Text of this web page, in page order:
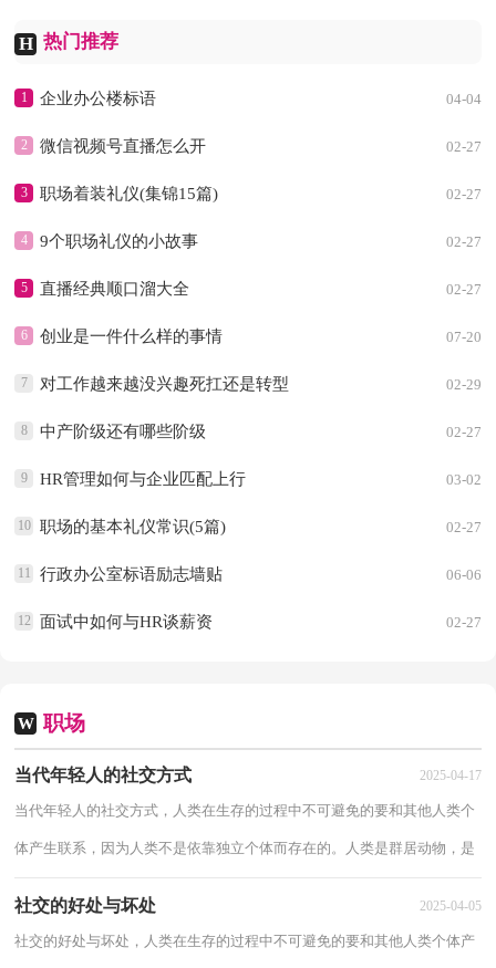
H 热门推荐
1 04-04
企业办公楼标语
2 02-27
微信视频号直播怎么开
3 02-27
职场着装礼仪(集锦15篇)
4 02-27
9个职场礼仪的小故事
5 02-27
直播经典顺口溜大全
6 07-20
创业是一件什么样的事情
7 02-29
对工作越来越没兴趣死扛还是转型
8 02-27
中产阶级还有哪些阶级
9 03-02
HR管理如何与企业匹配上行
10 02-27
职场的基本礼仪常识(5篇)
11 06-06
行政办公室标语励志墙贴
12 02-27
面试中如何与HR谈薪资
W 职场
当代年轻人的社交方式 2025-04-17
当代年轻人的社交方式，人类在生存的过程中不可避免的要和其他人类个
体产生联系，因为人类不是依靠独立个体而存在的。人类是群居动物，是
社交的好处与坏处 2025-04-05
社交的好处与坏处，人类在生存的过程中不可避免的要和其他人类个体产